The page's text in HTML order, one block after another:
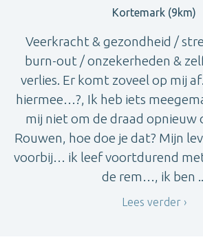
Kortemark (9km)
Veerkracht & gezondheid /
burn-out / onzekerheden &
verlies. Er komt zoveel op mij
hiermee…?, Ik heb iets
mij niet om de draad
Rouwen, hoe doe je dat? Mijn
voorbij… ik leef voortdurend
de rem…, ik ben
Lees verder